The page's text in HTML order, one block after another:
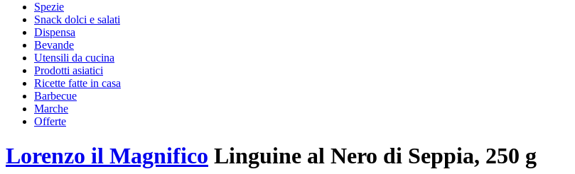
Spezie
Snack dolci e salati
Dispensa
Bevande
Utensili da cucina
Prodotti asiatici
Ricette fatte in casa
Barbecue
Marche
Offerte
Lorenzo il Magnifico Linguine al Nero di Seppia, 250 g